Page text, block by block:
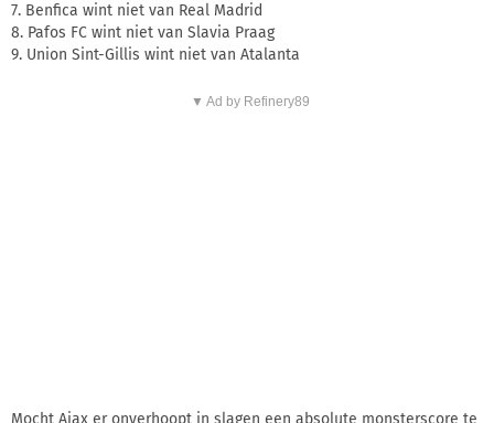
7. Benfica wint niet van Real Madrid
8. Pafos FC wint niet van Slavia Praag
9. Union Sint-Gillis wint niet van Atalanta
▼ Ad by Refinery89
Mocht Ajax er onverhoopt in slagen een absolute monsterscore te